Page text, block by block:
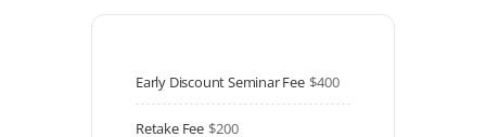
Early Discount Seminar Fee $400
Retake Fee $200